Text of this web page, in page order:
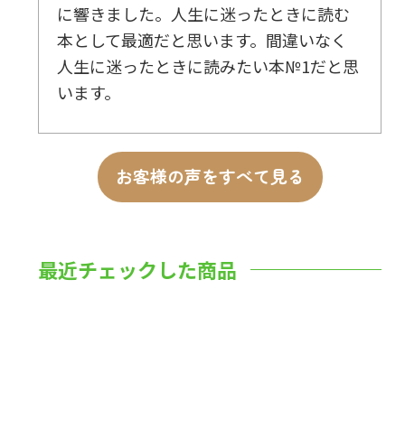
に響きました。人生に迷ったときに読む
本として最適だと思います。間違いなく
人生に迷ったときに読みたい本№1だと思
います。
お客様の声をすべて見る
最近チェックした商品